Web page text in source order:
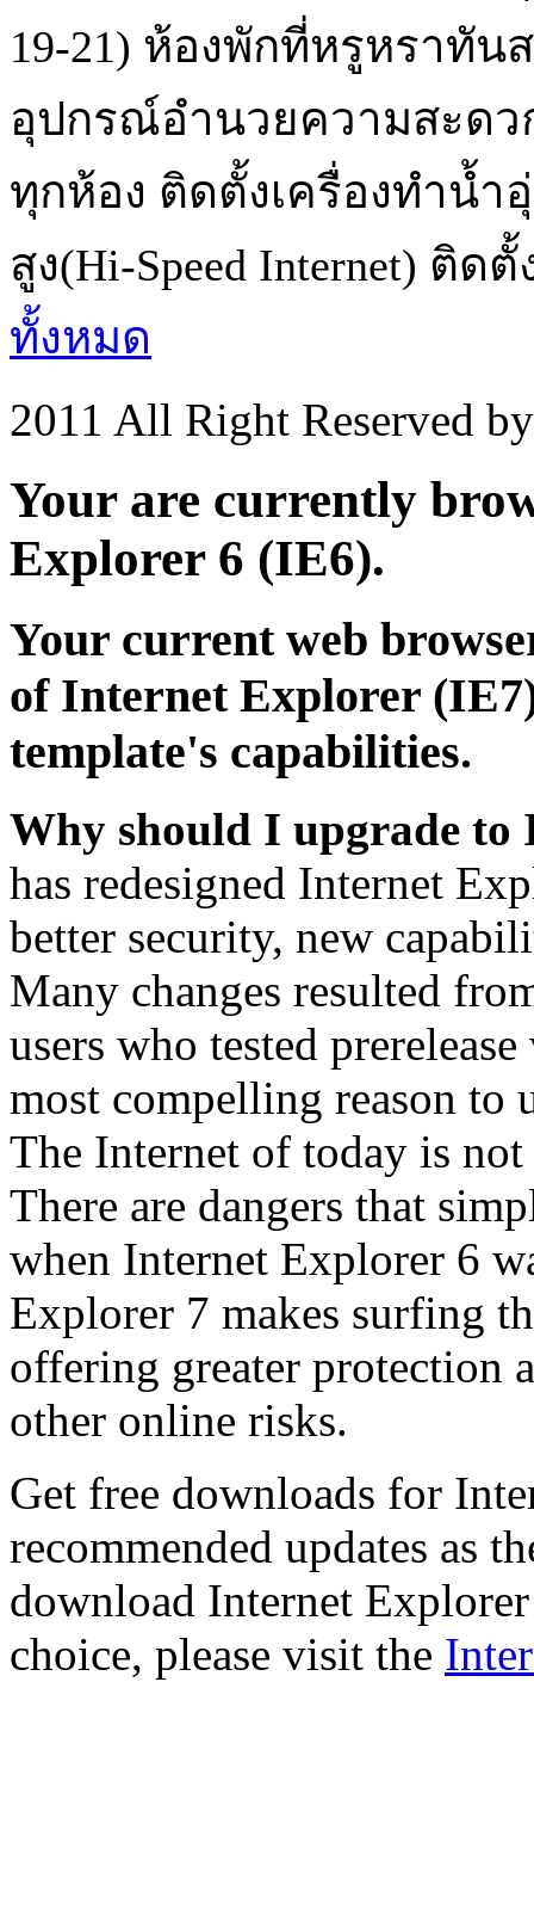
19-21) ห้องพักที่หรูหราทัน
อุปกรณ์อำนวยความสะด
ทุกห้อง ติดตั้งเครื่องทำน้ำ
สูง(Hi-Speed Internet) ติด
ทั้งหมด
2011 All Right Reserved
Your are currently
Explorer 6 (IE6).
Your current web
of Internet Explorer
template's capabilities.
Why should I upgrade to
has redesigned Internet
better security, new
Many changes resulted
users who tested
most compelling reason to
The Internet of today is
There are dangers that
when Internet Explorer 6
Explorer 7 makes surfing
offering greater protection
other online risks.
Get free downloads for
recommended updates as
download Internet
choice, please visit the